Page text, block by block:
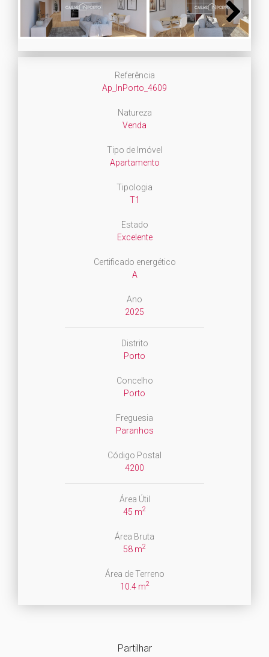
Next
Referência
Ap_InPorto_4609
Natureza
Venda
Tipo de Imóvel
Apartamento
Tipologia
T1
Estado
Excelente
Certificado energético
A
Ano
2025
Distrito
Porto
Concelho
Porto
Freguesia
Paranhos
Código Postal
4200
Área Útil
45 m2
Área Bruta
58 m2
Área de Terreno
10.4 m2
Partilhar